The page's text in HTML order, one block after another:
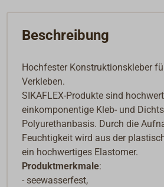
erfüllt die Anforderungen der
Verbotsverordnung.
SIKAFLEX Marine-Handbuch
verschiedenen
www.sika-industry.de
Beschreibung
Hochfester Konstruktionskleber
Verkleben.
SIKAFLEX-Produkte sind
einkomponentige Kleb- und
Polyurethanbasis. Durch die
Feuchtigkeit wird aus der
ein hochwertiges Elastomer.
Produktmerkmale:
- seewasserfest,